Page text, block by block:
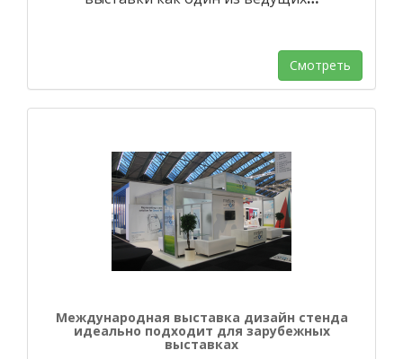
Смотреть
Международная выставка дизайн стенда
идеально подходит для зарубежных
выставках